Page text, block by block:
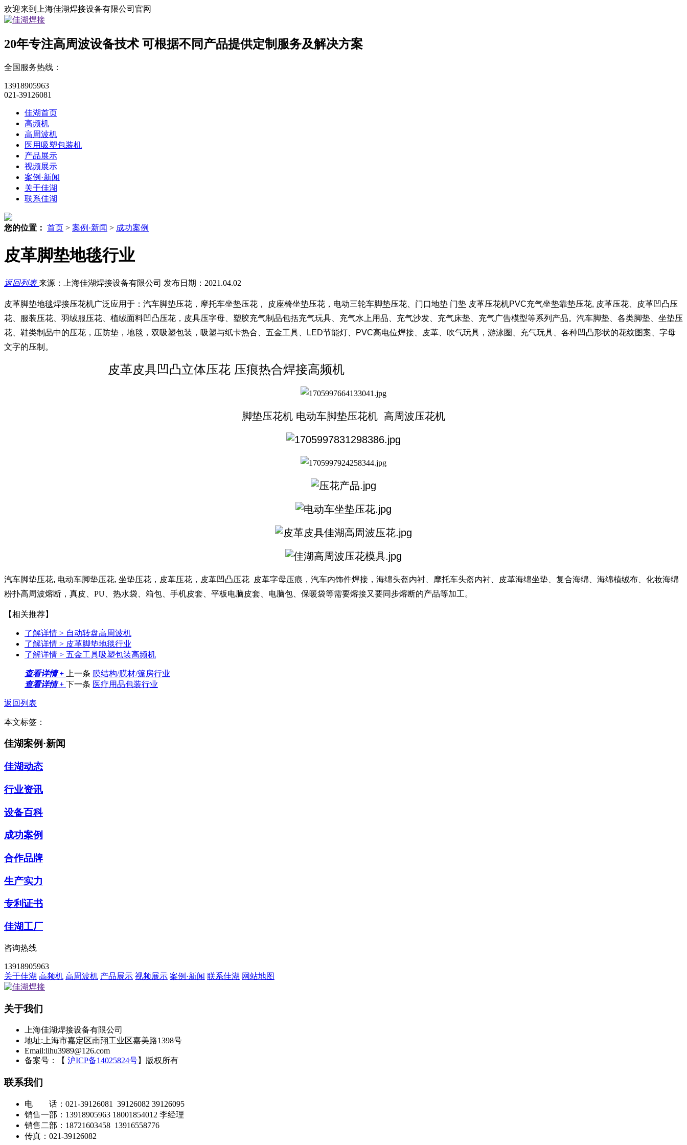
欢迎来到上海佳湖焊接设备有限公司官网
20年专注高周波设备技术可根据不同产品提供定制服务及解决方案
全国服务热线：
13918905963
021-39126081
佳湖首页
高频机
高周波机
医用吸塑包装机
产品展示
视频展示
案例·新闻
关于佳湖
联系佳湖
您的位置： 首页 > 案例·新闻 > 成功案例
皮革脚垫地毯行业
返回列表来源：上海佳湖焊接设备有限公司 发布日期：2021.04.02
皮革脚垫地毯焊接压花机广泛应用于：汽车脚垫压花，摩托车坐垫压花， 皮座椅坐垫压花，电动三轮车脚垫压花、 门口地垫 门垫 皮革压花机PVC充气坐垫靠垫压花, 皮革压花、皮革凹凸压
花、服装压花、羽绒服压花、植绒面料凹凸压花，皮具压字母、塑胶充气制品包括充气玩具、充气水上用品、充气沙发、充气床垫、充气广告模型等系列产品。汽车脚垫、各类脚垫、坐垫压
花、鞋类制品中的压花，压防垫，地毯，双吸塑包装，吸塑与纸卡热合、五金工具、LED节能灯、PVC高电位焊接、皮革、吹气玩具，游泳圈、充气玩具、各种凹凸形状的花纹图案、字母
文字的压制。
皮革皮具凹凸立体压花 压痕热合焊接高频机
脚垫压花机 电动车脚垫压花机 高周波压花机
汽车脚垫压花, 电动车脚垫压花, 坐垫压花，皮革压花，皮革凹凸压花 皮革字母压痕， 汽车内饰件焊接，海绵头盔内衬、摩托车头盔内衬、皮革海绵坐垫、复合海绵、海绵植绒布、化妆海绵
粉扑高周波熔断，真皮、PU、热水袋、箱包、手机皮套、平板电脑皮套、电脑包、保暖袋等需要熔接又要同步熔断的产品等加工。
【相关推荐】
了解详情 > 自动转盘高周波机
了解详情 > 皮革脚垫地毯行业
了解详情 > 五金工具吸塑包装高频机
查看详情 + 上一条 膜结构/膜材/篷房行业
查看详情 + 下一条 医疗用品包装行业
返回列表
本文标签：
佳湖案例·新闻
佳湖动态
行业资讯
设备百科
成功案例
合作品牌
生产实力
专利证书
佳湖工厂
咨询热线
13918905963
关于佳湖 高频机 高周波机 产品展示 视频展示 案例·新闻 联系佳湖 网站地图
关于我们
上海佳湖焊接设备有限公司
地址:上海市嘉定区南翔工业区嘉美路1398号
Email:lihu3989@126.com
备案号：【 沪ICP备14025824号】 版权所有
联系我们
电 话：021-39126081 39126082 39126095
销售一部：13918905963 18001854012 李经理
销售二部：18721603458 13916558776
传真：021-39126082